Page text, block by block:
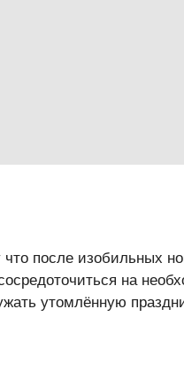
после изобильных
на
утомлённую